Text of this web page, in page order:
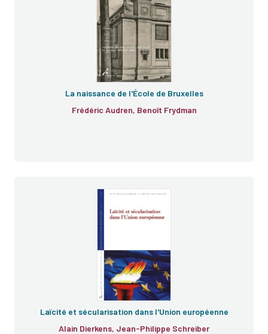
La naissance de l'École de Bruxelles
Frédéric Audren, Benoît Frydman
Laïcité et sécularisation dans l'Union européenne
Alain Dierkens, Jean-Philippe Schreiber